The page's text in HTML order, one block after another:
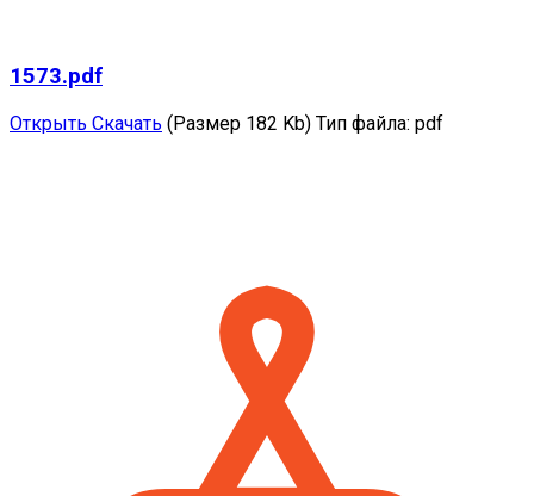
1573.pdf
Открыть Скачать (Размер 182 Kb) Тип файла: pdf